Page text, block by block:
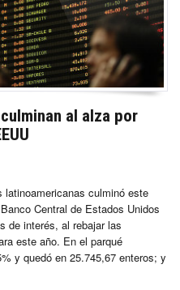
al alza por
latinoamericanas culminó este
Central de Estados Unidos
de interés, al rebajar las
este año. En el parqué
y quedó en 25.745,67 enteros; y